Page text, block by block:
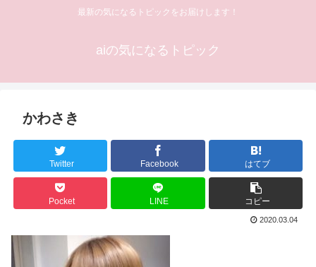
最新の気になるトピックをお届けします！
aiの気になるトピック
かわさき
Twitter Facebook はてブ
Pocket LINE コピー
2020.03.04